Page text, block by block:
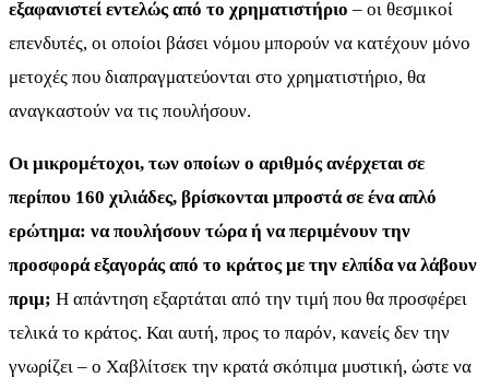
εξαφανιστεί εντελώς από το χρηματιστήριο – οι θεσμικοί
επενδυτές, οι οποίοι βάσει νόμου μπορούν να κατέχουν μόνο
μετοχές που διαπραγματεύονται στο χρηματιστήριο, θα
αναγκαστούν να τις πουλήσουν.
Οι μικρομέτοχοι, των οποίων ο αριθμός ανέρχεται σε
περίπου 160 χιλιάδες, βρίσκονται μπροστά σε ένα απλό
ερώτημα: να πουλήσουν τώρα ή να περιμένουν την
προσφορά εξαγοράς από το κράτος με την ελπίδα να λάβουν
πριμ; Η απάντηση εξαρτάται από την τιμή που θα προσφέρει
τελικά το κράτος. Και αυτή, προς το παρόν, κανείς δεν την
γνωρίζει – ο Χαβλίτσεκ την κρατά σκόπιμα μυστική, ώστε να